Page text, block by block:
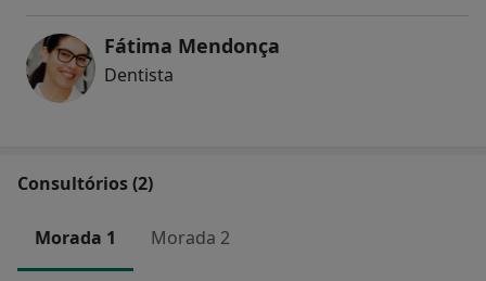
Fátima Mendonça
Dentista
Consultórios (2)
Morada 1 Morada 2